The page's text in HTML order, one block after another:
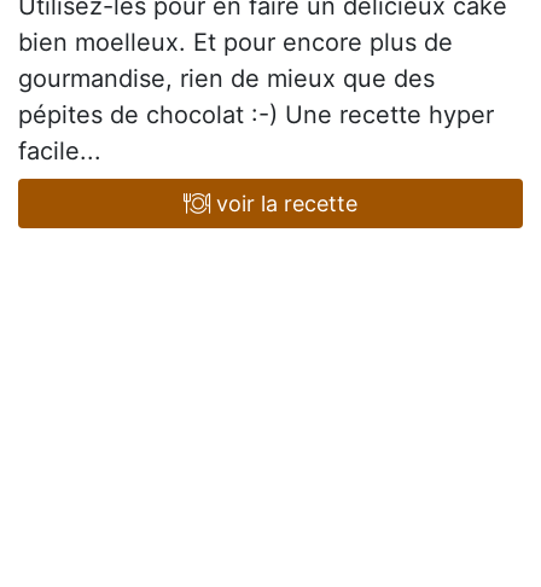
bien moelleux. Et pour encore plus de
gourmandise, rien de mieux que des
pépites de chocolat :-) Une recette hyper
facile...
voir la recette